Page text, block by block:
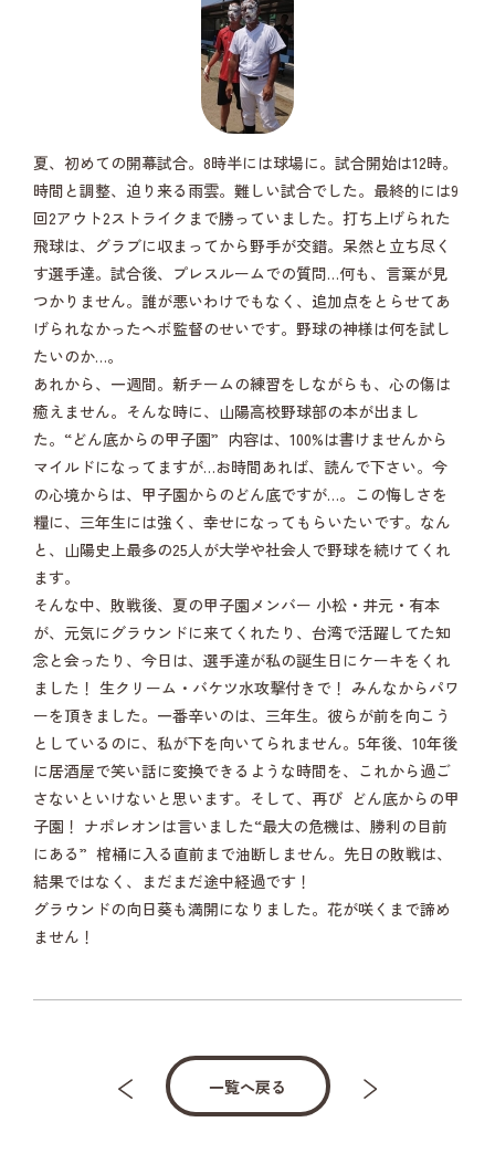
夏、初めての開幕試合。8時半には球場に。試合開始は12時。
時間と調整、迫り来る雨雲。難しい試合でした。最終的には9
回2アウト2ストライクまで勝っていました。打ち上げられた
飛球は、グラブに収まってから野手が交錯。呆然と立ち尽く
す選手達。試合後、プレスルームでの質問…何も、言葉が見
つかりません。誰が悪いわけでもなく、追加点をとらせてあ
げられなかったヘボ監督のせいです。野球の神様は何を試し
たいのか…。
あれから、一週間。新チームの練習をしながらも、心の傷は
癒えません。そんな時に、山陽高校野球部の本が出まし
た。“どん底からの甲子園” 内容は、100%は書けませんから
マイルドになってますが…お時間あれば、読んで下さい。今
の心境からは、甲子園からのどん底ですが…。この悔しさを
糧に、三年生には強く、幸せになってもらいたいです。なん
と、山陽史上最多の25人が大学や社会人で野球を続けてくれ
ます。
そんな中、敗戦後、夏の甲子園メンバー 小松・井元・有本
が、元気にグラウンドに来てくれたり、台湾で活躍してた知
念と会ったり、今日は、選手達が私の誕生日にケーキをくれ
ました！ 生クリーム・バケツ水攻撃付きで！ みんなからパワ
ーを頂きました。一番辛いのは、三年生。彼らが前を向こう
としているのに、私が下を向いてられません。5年後、10年後
に居酒屋で笑い話に変換できるような時間を、これから過ご
さないといけないと思います。そして、再び どん底からの甲
子園！ ナポレオンは言いました“最大の危機は、勝利の目前
にある” 棺桶に入る直前まで油断しません。先日の敗戦は、
結果ではなく、まだまだ途中経過です！
グラウンドの向日葵も満開になりました。花が咲くまで諦め
ません！
一覧へ戻る